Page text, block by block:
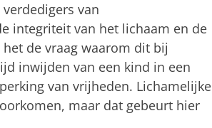
van
integriteit van het lichaam en de
de vraag waarom dit bij
inwijden van een kind in een
van vrijheden. Lichamelijke
maar dat gebeurt hier